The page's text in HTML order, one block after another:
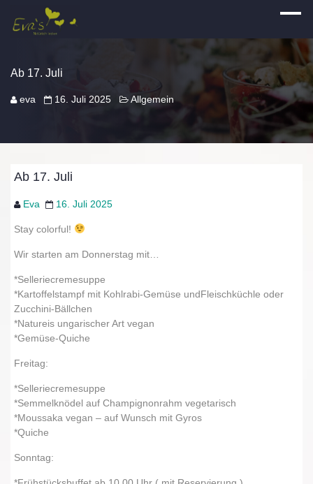
Ab 17. Juli
eva 16. Juli 2025 Allgemein
Ab 17. Juli
Eva 16. Juli 2025
Stay colorful!
Wir starten am Donnerstag mit…
*Selleriecremesuppe
*Kartoffelstampf mit Kohlrabi-Gemüse undFleischküchle oder
Zucchini-Bällchen
*Natureis ungarischer Art vegan
*Gemüse-Quiche
Freitag:
*Selleriecremesuppe
*Semmelknödel auf Champignonrahm vegetarisch
*Moussaka vegan – auf Wunsch mit Gyros
*Quiche
Sonntag: